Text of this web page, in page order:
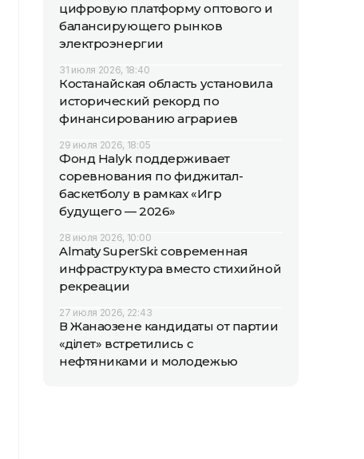
цифровую платформу оптового и
балансирующего рынков
электроэнергии
31 июля 2026, 18:40
Костанайская область установила
исторический рекорд по
финансированию аграриев
29 июля 2026, 18:05
Фонд Halyk поддерживает
соревнования по фиджитал-
баскетболу в рамках «Игр
будущего — 2026»
28 июля 2026, 10:00
Almaty SuperSki: современная
инфраструктура вместо стихийной
рекреации
27 июля 2026, 22:43
В Жанаозене кандидаты от партии
«Әділет» встретились с
нефтяниками и молодежью